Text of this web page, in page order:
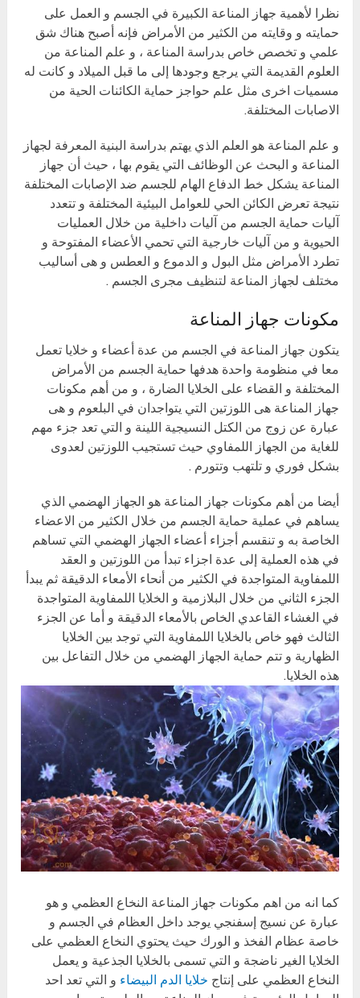
نظرا لأهمية جهاز المناعة الكبيرة في الجسم و العمل على
حمايته و وقايته من الكثير من الأمراض فإنه أصبح هناك شق
علمي و تخصص خاص بدراسة المناعة ، و علم المناعة من
العلوم القديمة التي يرجع وجودها إلى ما قبل الميلاد و كانت له
مسميات اخرى مثل علم حواجز حماية الكائنات الحية من
الاصابات المختلفة.
و علم المناعة هو العلم الذي يهتم بدراسة البنية المعرفة لجهاز
المناعة و البحث عن الوظائف التي يقوم بها ، حيث أن جهاز
المناعة يشكل خط الدفاع الهام للجسم ضد الإصابات المختلفة
نتيجة تعرض الكائن الحي للعوامل البيئية المختلفة و تتعدد
آليات حماية الجسم من آليات داخلية من خلال العمليات
الحيوية و من آليات خارجية التي تحمي الأعضاء المفتوحة و
تطرد الأمراض مثل البول و الدموع و العطس و هى أساليب
مختلف لجهاز المناعة لتنظيف مجرى الجسم .
مكونات جهاز المناعة
يتكون جهاز المناعة في الجسم من عدة أعضاء و خلايا تعمل
معا في منظومة واحدة هدفها حماية الجسم من الأمراض
المختلفة و القضاء على الخلايا الضارة ، و من أهم مكونات
جهاز المناعة هى اللوزتين التي يتواجدان في البلعوم و هى
عبارة عن زوج من الكتل النسيجية اللينة و التي تعد جزء مهم
للغاية من الجهاز اللمفاوي حيث تستجيب اللوزتين لعدوى
بشكل فوري و تلتهب وتتورم .
أيضا من أهم مكونات جهاز المناعة هو الجهاز الهضمي الذي
يساهم في عملية حماية الجسم من خلال الكثير من الاعضاء
الخاصة به و تنقسم أجزاء أعضاء الجهاز الهضمي التي تساهم
في هذه العملية إلى عدة اجزاء تبدأ من اللوزتين و العقد
اللمفاوية المتواجدة في الكثير من أنحاء الأمعاء الدقيقة ثم يبدأ
الجزء الثاني من خلال البلازمية و الخلايا اللمفاوية المتواجدة
في الغشاء القاعدي الخاص بالأمعاء الدقيقة و أما عن الجزء
الثالث فهو خاص بالخلايا اللمفاوية التي توجد بين الخلايا
الظهارية و تتم حماية الجهاز الهضمي من خلال التفاعل بين
هذه الخلايا.
كما انه من اهم مكونات جهاز المناعة النخاع العظمي و هو
عبارة عن نسيج إسفنجي يوجد داخل العظام في الجسم و
خاصة عظام الفخذ و الورك حيث يحتوي النخاع العظمي على
الخلايا الغير ناضجة و التي تسمى بالخلايا الجذعية و يعمل
النخاع العظمي على إنتاج خلايا الدم البيضاء و التي تعد احد